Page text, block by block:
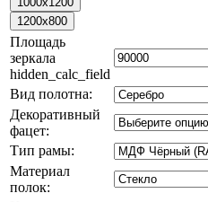
Площадь
зеркала
hidden_calc_field
Вид полотна:
Декоративный
фацет:
Тип рамы:
Материал
полок: